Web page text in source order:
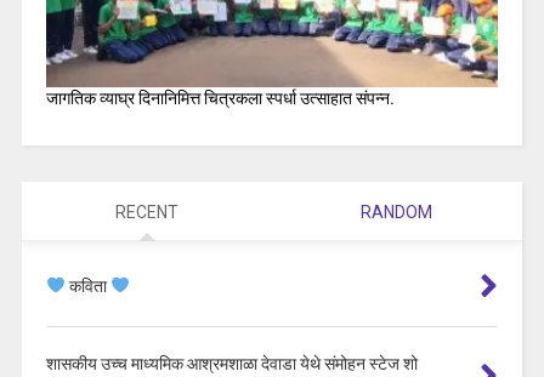
जागतिक व्याघ्र दिनानिमित्त चित्रकला स्पर्धा उत्साहात संपन्न.
RECENT RANDOM
कविता
शासकीय उच्च माध्यमिक आश्रमशाळा देवाडा येथे संमोहन स्टेज शो